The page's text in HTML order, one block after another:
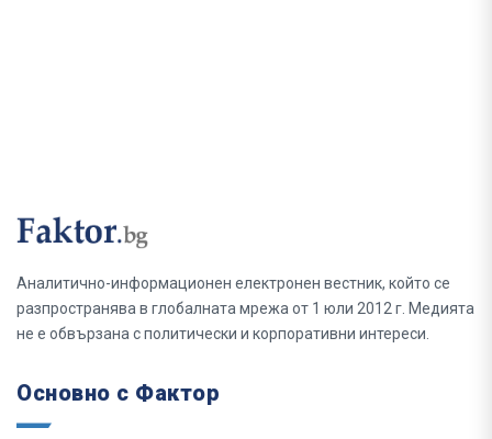
Аналитично-информационен електронен вестник, който се
разпространява в глобалната мрежа от 1 юли 2012 г. Медията
не е обвързана с политически и корпоративни интереси.
Основно с Фактор